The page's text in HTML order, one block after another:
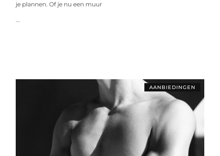
je plannen. Of je nu een muur
...
AANBIEDINGEN